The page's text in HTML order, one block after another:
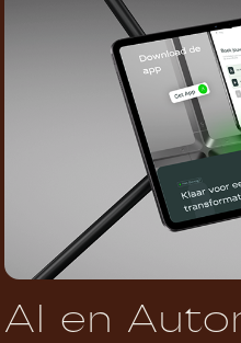
AI en